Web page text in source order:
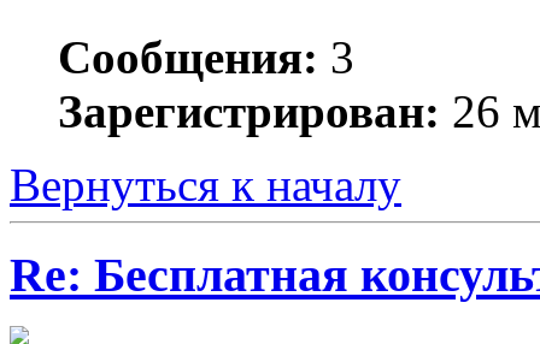
Сообщения: 3
Зарегистрирован: 26
Вернуться к началу
Re: Бесплатная